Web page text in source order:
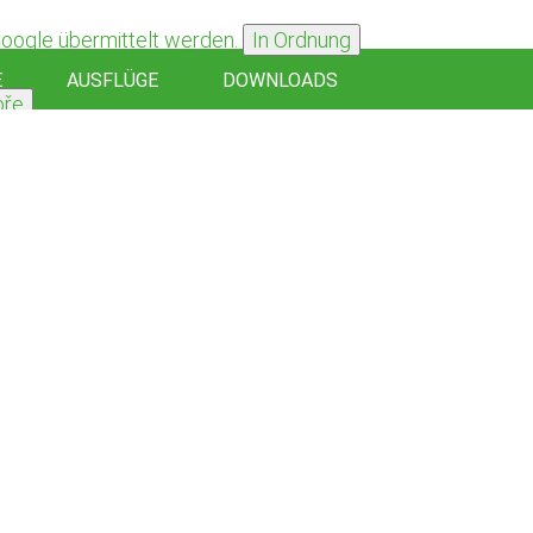
übermittelt werden.
In Ordnung
AUSFLÜGE DOWNLOADS